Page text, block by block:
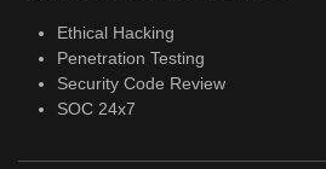
Ethical Hacking
Penetration Testing
Security Code Review
SOC 24x7